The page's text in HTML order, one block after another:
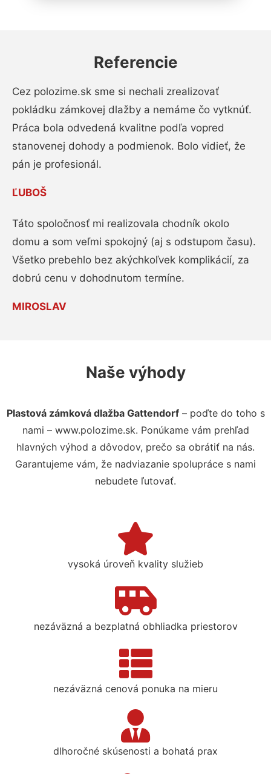
Referencie
Cez polozime.sk sme si nechali zrealizovať
pokládku zámkovej dlažby a nemáme čo vytknúť.
Práca bola odvedená kvalitne podľa vopred
stanovenej dohody a podmienok. Bolo vidieť, že
pán je profesionál.
ĽUBOŠ
Táto spoločnosť mi realizovala chodník okolo
domu a som veľmi spokojný (aj s odstupom času).
Všetko prebehlo bez akýchkoľvek komplikácií, za
dobrú cenu v dohodnutom termíne.
MIROSLAV
Naše výhody
Plastová zámková dlažba Gattendorf– poďte do toho s
nami – www.polozime.sk. Ponúkame vám prehľad
hlavných výhod a dôvodov, prečo sa obrátiť na nás.
Garantujeme vám, že nadviazanie spolupráce s nami
nebudete ľutovať.
vysoká úroveň kvality služieb
nezáväzná a bezplatná obhliadka priestorov
nezáväzná cenová ponuka na mieru
dlhoročné skúsenosti a bohatá prax